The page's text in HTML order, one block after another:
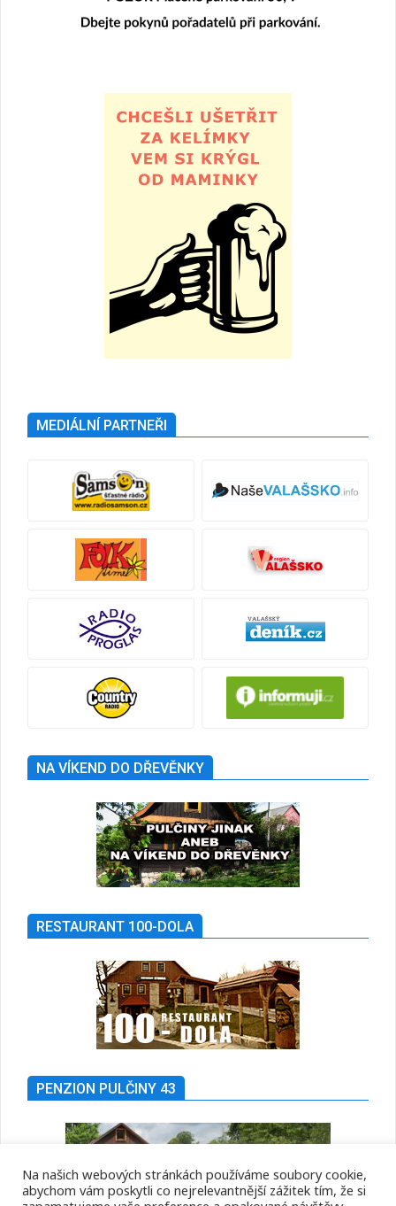
MEDIÁLNÍ PARTNEŘI
NA VÍKEND DO DŘEVĚNKY
RESTAURANT 100-DOLA
PENZION PULČINY 43
Na našich webových stránkách používáme soubory cookie,
abychom vám poskytli co nejrelevantnější zážitek tím, že si